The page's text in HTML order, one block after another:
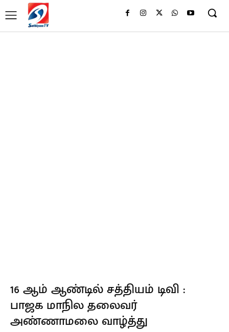
16 ஆம் ஆண்டில் சத்தியம் டிவி :
பாஜக மாநில தலைவர்
அண்ணாமலை வாழ்த்து